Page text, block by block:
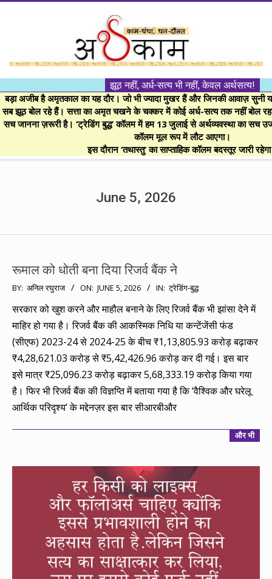
।।
अर्थकाम।।
BE
FINANCIALLY
CLEVER!
झूठ नहीं, अर्ध-सत्य भी नहीं, केवल अर्थसत्य!
बड़ा अजीब है अमृतकाल का यह दौर। जो भी ज्यादा मुखर हैं और जिनकी आवाज़ सुनी
सब झूठ बोल रहे हैं। सत्ता का अमृत चखने के चक्कर में कोई अर्ध-सत्य तक नहीं बोल
सच जानना ज़रूरी है। ‘ट्रेडिंग बुद्ध’ कॉलम में हम 13 जुलाई से अर्थव्यवस्था का सच
कॉलम मूल रूप में लौट आएगा।
इस दौरान ‘तथास्तु’ का साप्ताहिक कॉलम बदस्तूर जारी
June 5, 2026
रूमाल को धोती बना दिया रिजर्व बैंक ने
2026-
05
BY: अनिल रघुराज ON: JUNE 5, 2026 IN: ट्रेडिंग-बुद्ध
सरकार को खुश करने और माहौल बनाने के लिए रिजर्व बैंक भी झांसा देने में
माहिर हो गया है। रिजर्व बैंक की आकस्मिक निधि या कन्टेंजेंसी फंड
(सीएफ) 2023-24 से 2024-25 के बीच ₹1,13,805.93 करोड़ बढ़ाकर
₹4,28,621.03 करोड़ से ₹5,42,426.96 करोड़ कर दी गई। इस बार
इसे मात्र ₹25,096.23 करोड़ बढ़ाकर 5,68,333.19 करोड़ किया गया
है। फिर भी रिजर्व बैंक की विज्ञप्ति में बताया गया है कि ‘वैश्विक और घरेलू
आर्थिक परिदृश्य’ के मद्देनज़र इस बार सीआरबीऔर
और भी